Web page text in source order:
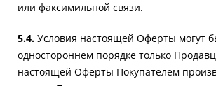
или факсимильной связи.
5.4. Условия настоящей Оферты могут
одностороннем порядке только
настоящей Оферты Покупателем